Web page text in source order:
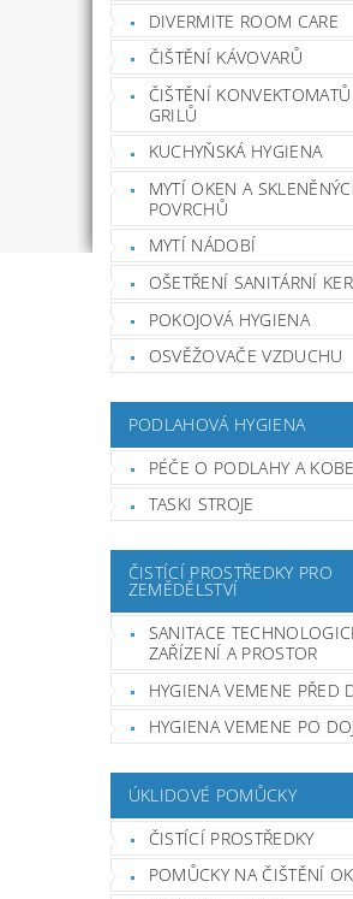
DIVERMITE ROOM CARE
ČIŠTĚNÍ KÁVOVARŮ
ČIŠTĚNÍ
GRILŮ
KUCHYŇSKÁ HYGIENA
MYTÍ OKEN A
POVRCHŮ
MYTÍ NÁDOBÍ
OŠETŘENÍ SANITÁRNÍ
POKOJOVÁ HYGIENA
OSVĚŽOVAČE VZDUCHU
PODLAHOVÁ HYGIENA
PÉČE O PODLAHY A
TASKI STROJE
ČISTÍCÍ PROSTŘEDKY PRO
ZEMĚDĚLSTVÍ
SANITACE
ZAŘÍZENÍ A PROSTOR
HYGIENA VEMENE PŘED
HYGIENA VEMENE PO
ÚKLIDOVÉ POMŮCKY
ČISTÍCÍ PROSTŘEDKY
POMŮCKY NA ČIŠTĚNÍ